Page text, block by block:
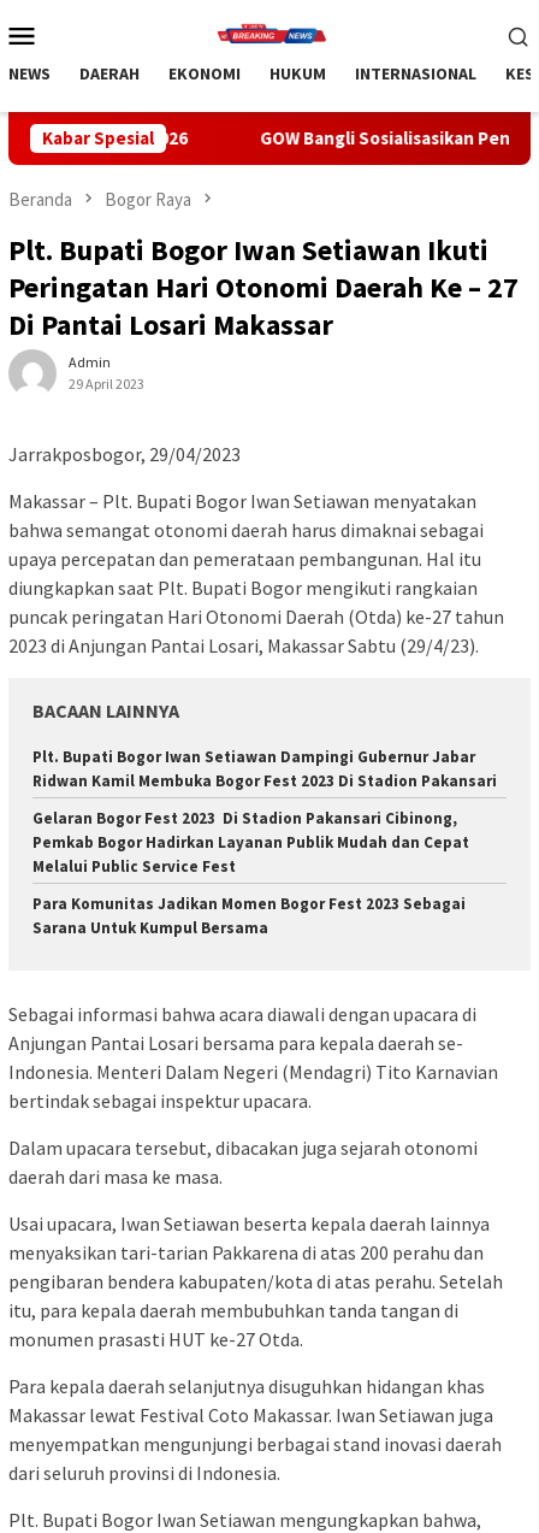
ke
Mobile
NEWS DAERAH EKONOMI HUKUM INTERNASIONAL
Kabar Spesial
2026 GOW Bangli Sosialisasikan Pencegahan Bullying
Beranda Bogor Raya
Plt. Bupati Bogor Iwan Setiawan Ikuti
Peringatan Hari Otonomi Daerah Ke – 27
Di Pantai Losari Makassar
Admin
29 April 2023
Jarrakposbogor, 29/04/2023
Makassar – Plt. Bupati Bogor Iwan Setiawan menyatakan
bahwa semangat otonomi daerah harus dimaknai sebagai
upaya percepatan dan pemerataan pembangunan. Hal itu
diungkapkan saat Plt. Bupati Bogor mengikuti rangkaian
puncak peringatan Hari Otonomi Daerah (Otda) ke-27 tahun
2023 di Anjungan Pantai Losari, Makassar Sabtu (29/4/23).
BACAAN LAINNYA
Plt. Bupati Bogor Iwan Setiawan Dampingi Gubernur Jabar
Ridwan Kamil Membuka Bogor Fest 2023 Di Stadion Pakansari
Gelaran Bogor Fest 2023 Di Stadion Pakansari Cibinong,
Pemkab Bogor Hadirkan Layanan Publik Mudah dan Cepat
Melalui Public Service Fest
Para Komunitas Jadikan Momen Bogor Fest 2023 Sebagai
Sarana Untuk Kumpul Bersama
Sebagai informasi bahwa acara diawali dengan upacara di
Anjungan Pantai Losari bersama para kepala daerah se-
Indonesia. Menteri Dalam Negeri (Mendagri) Tito Karnavian
bertindak sebagai inspektur upacara.
Dalam upacara tersebut, dibacakan juga sejarah otonomi
daerah dari masa ke masa.
Usai upacara, Iwan Setiawan beserta kepala daerah lainnya
menyaksikan tari-tarian Pakkarena di atas 200 perahu dan
pengibaran bendera kabupaten/kota di atas perahu. Setelah
itu, para kepala daerah membubuhkan tanda tangan di
monumen prasasti HUT ke-27 Otda.
Para kepala daerah selanjutnya disuguhkan hidangan khas
Makassar lewat Festival Coto Makassar. Iwan Setiawan juga
menyempatkan mengunjungi berbagai stand inovasi daerah
dari seluruh provinsi di Indonesia.
Plt. Bupati Bogor Iwan Setiawan mengungkapkan bahwa,